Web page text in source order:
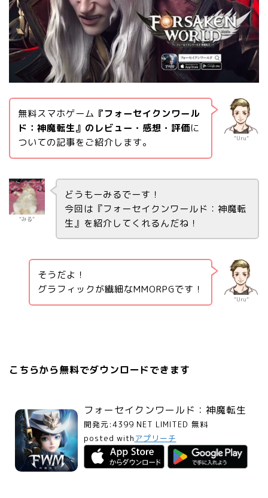
“Uru”
無料スマホゲーム 『フォーセイクンワール
ド：神魔転生』のレビュー・感想・評価に
ついての記事をご紹介します。
“みる”
どうもーみるでーす！
今回は『フォーセイクンワールド：神魔転
生』を紹介してくれるんだね！
“Uru”
そうだよ！
グラフィックが繊細なMMORPGです！
こちらから無料でダウンロードできます
フォーセイクンワールド：神魔転生
開発元:4399 NET LIMITED 無料
posted with アプリーチ